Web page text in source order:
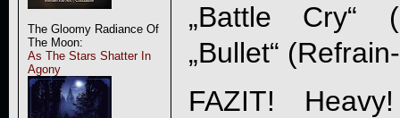
The Gloomy Radiance Of
The Moon:
As The Stars Shatter In
Agony
„Battle Cry“
„Bullet“
FAZIT!